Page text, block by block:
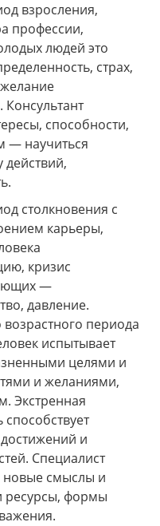
взросления,
профессии,
людей это
страх,
Консультант
способности,
— научиться
действий,
столкновения с
карьеры,
кризис
—
давление.
периода
испытывает
целями и
и желаниями,
Экстренная
и
Специалист
новые смыслы и
ресурсы, формы